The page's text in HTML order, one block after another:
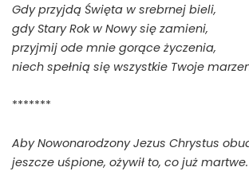
Gdy przyjdą Święta w srebrnej bieli,
gdy Stary Rok w Nowy się zamieni,
przyjmij ode mnie gorące życzenia,
niech spełnią się wszystkie Twoje
*******
Aby Nowonarodzony Jezus Chrystus
jeszcze uśpione, ożywił to, co już